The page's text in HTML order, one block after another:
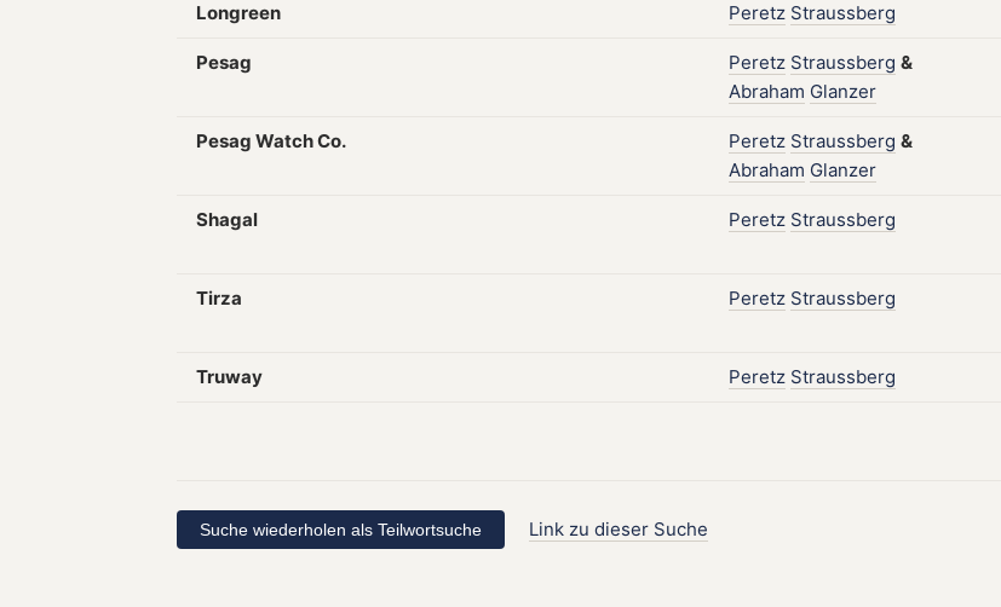
Longreen Peretz Straussberg
Pesag Peretz Straussberg &
Abraham Glanzer
Pesag Watch Co. Peretz Straussberg &
Abraham Glanzer
Shagal Peretz Straussberg
Tirza Peretz Straussberg
Truway Peretz Straussberg
Link zu dieser Suche